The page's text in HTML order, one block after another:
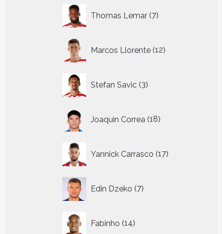
Thomas Lemar 7
producten
Marcos Llorente 12
producten
Stefan Savic 3
producten
Joaquin Correa 18
producten
Yannick Carrasco 17
producten
Edin Dzeko 7
producten
Fabinho 14
producten